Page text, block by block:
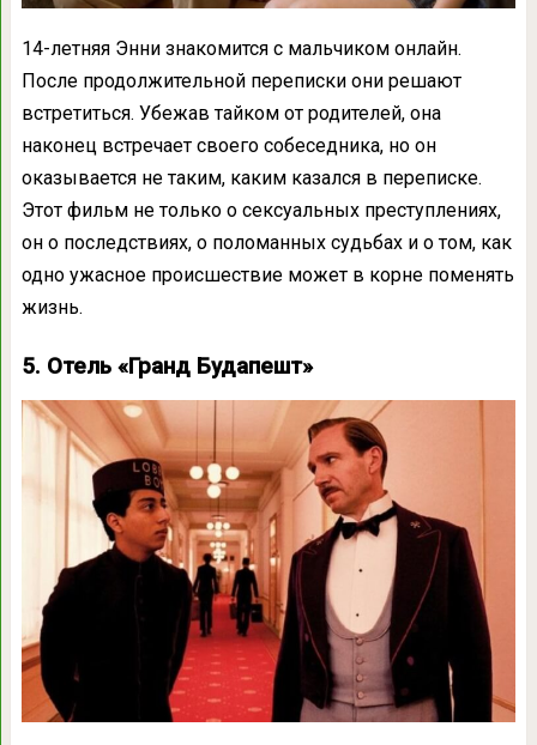
14-летняя Энни знакомится с мальчиком онлайн.
После продолжительной переписки они решают
встретиться. Убежав тайком от родителей, она
наконец встречает своего собеседника, но он
оказывается не таким, каким казался в переписке.
Этот фильм не только о сексуальных преступлениях,
он о последствиях, о поломанных судьбах и о том, как
одно ужасное происшествие может в корне поменять
жизнь.
5. Отель «Гранд Будапешт»